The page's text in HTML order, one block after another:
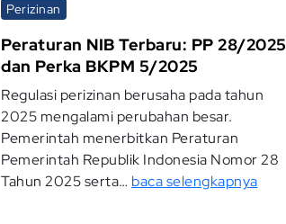
Perizinan
Peraturan NIB Terbaru: PP 28/2025
dan Perka BKPM 5/2025
Regulasi perizinan berusaha pada tahun
2025 mengalami perubahan besar.
Pemerintah menerbitkan Peraturan
Pemerintah Republik Indonesia Nomor 28
Tahun 2025 serta… baca selengkapnya